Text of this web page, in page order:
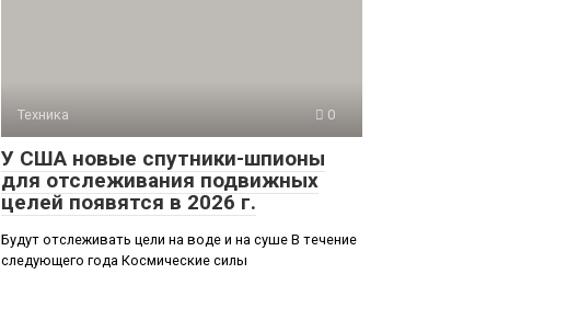
Техника 0
У США новые спутники-шпионы
для отслеживания подвижных
целей появятся в 2026 г.
Будут отслеживать цели на воде и на суше В течение
следующего года Космические силы